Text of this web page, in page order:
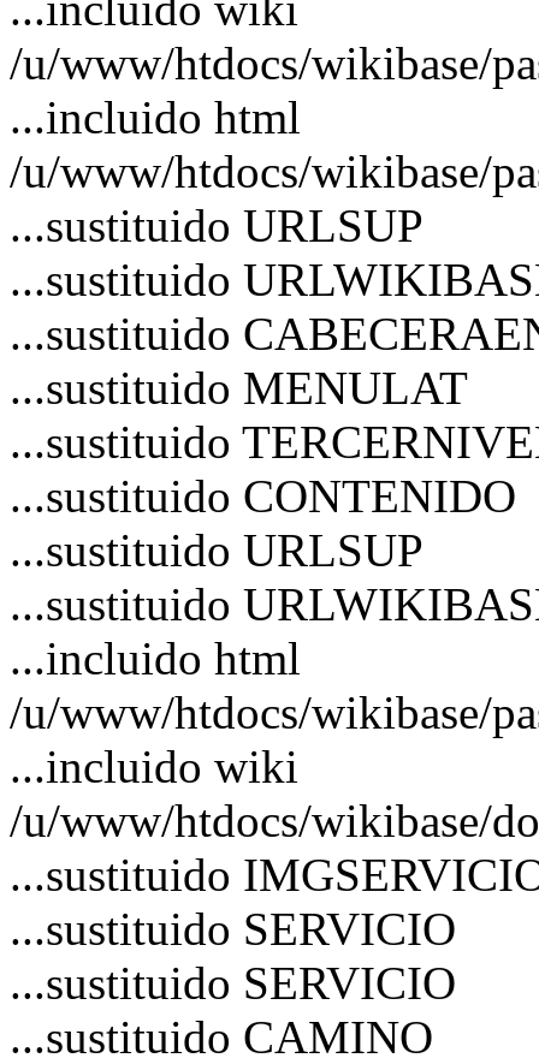
/u/www/htdocs/wikibase/
...incluido html
/u/www/htdocs/wikibase/
...sustituido URLSUP
...sustituido
...sustituido
...sustituido MENULAT
...sustituido
...sustituido CONTENIDO
...sustituido URLSUP
...sustituido
...incluido html
/u/www/htdocs/wikibase/
...incluido wiki
/u/www/htdocs/wikibase/
...sustituido
...sustituido SERVICIO
...sustituido SERVICIO
...sustituido CAMINO